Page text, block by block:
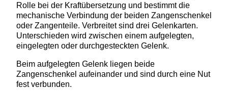
Rolle bei der Kraftübersetzung und bestimmt die
mechanische Verbindung der beiden Zangenschenkel
oder Zangenteile. Verbreitet sind drei Gelenkarten.
Unterschieden wird zwischen einem aufgelegten,
eingelegten oder durchgesteckten Gelenk.
Beim aufgelegten Gelenk liegen beide
Zangenschenkel aufeinander und sind durch eine Nut
fest verbunden.